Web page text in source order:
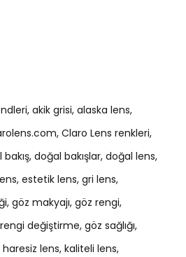
akik grisi alaska lens
Claro Lens renkleri
doğal bakışlar doğal lens
estetik lens gri lens
göz makyajı göz rengi
değiştirme göz sağlığı
haresiz lens kaliteli lens